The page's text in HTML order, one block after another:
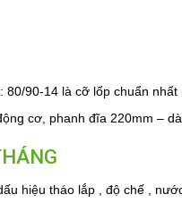
80/90-14 là cỡ lốp chuẩn
cơ, phanh đĩa 220mm –
hiệu tháo lắp , độ chế ,